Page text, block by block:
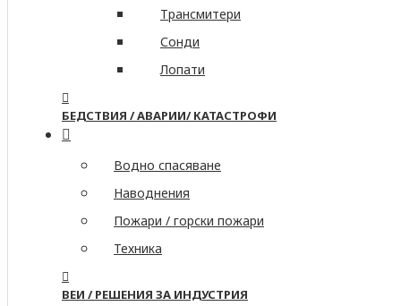
Трансмитери
Сонди
Лопати
БЕДСТВИЯ / АВАРИИ/ КАТАСТРОФИ
Водно спасяване
Наводнения
Пожари / горски пожари
Техника
ВЕИ / РЕШЕНИЯ ЗА ИНДУСТРИЯ